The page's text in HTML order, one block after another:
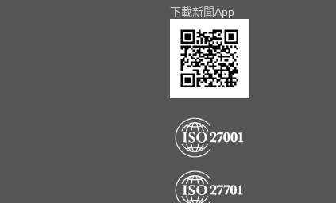
下載新聞App